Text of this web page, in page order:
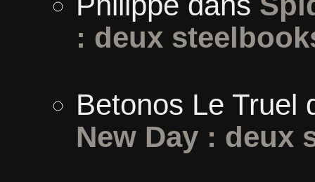
: deux
Betonos Le Truel
New Day : deux